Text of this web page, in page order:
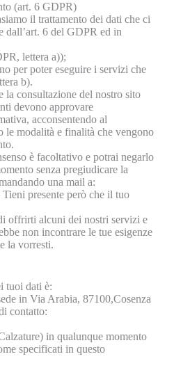
(art. 6 GDPR)
il trattamento dei dati che ci
dall’art. 6 del GDPR ed in
lettera a));
per poter eseguire i servizi che
b).
la consultazione del nostro sito
devono approvare
acconsentendo al
le modalità e finalità che vengono
è facoltativo e potrai negarlo
senza pregiudicare la
una mail a:
presente però che il tuo
offrirti alcuni dei nostri servizi e
non incontrare le tue esigenze
la vorresti.
tuoi dati è:
in Via Arabia, 87100,Cosenza
contatto:
in qualunque momento
specificati in questo